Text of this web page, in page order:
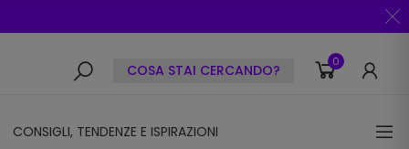
COSA STAI CERCANDO? 0
CONSIGLI, TENDENZE E ISPIRAZIONI